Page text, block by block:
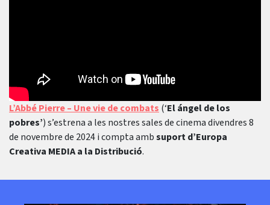
L’Abbé Pierre – Une vie de combats (‘El ángel de los
pobres’) s’estrena a les nostres sales de cinema divendres 8
de novembre de 2024 i compta ambsuport d’Europa
Creativa MEDIA a la Distribució.